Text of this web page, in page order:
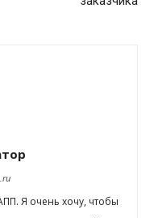
Я очень хочу, чтобы